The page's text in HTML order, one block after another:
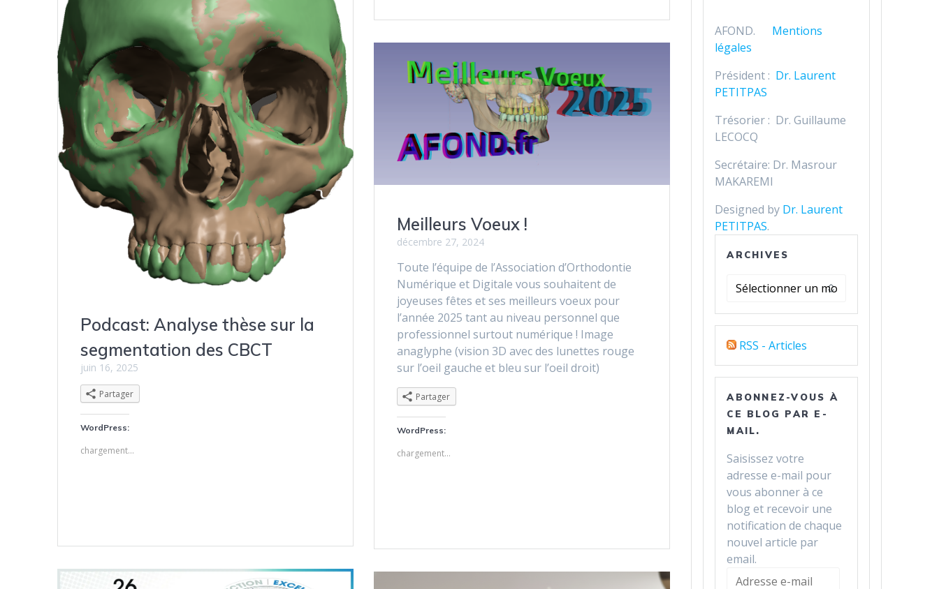
Podcast: Analyse thèse sur la
segmentation des CBCT
juin 16, 2025
Partager
WordPress:
chargement…
Meilleurs Voeux !
décembre 27, 2024
Toute l’équipe de l’Association d’Orthodontie
Numérique et Digitale vous souhaitent de
joyeuses fêtes et ses meilleurs voeux pour
l’année 2025 tant au niveau personnel que
professionnel surtout numérique ! Image
anaglyphe (vision 3D avec des lunettes rouge
sur l’oeil gauche et bleu sur l’oeil droit)
Partager
WordPress:
chargement…
AFOND. Mentions
légales
Président : Dr. Laurent
PETITPAS
Trésorier : Dr. Guillaume
LECOCQ
Secrétaire: Dr. Masrour
MAKAREMI
Designed by Dr. Laurent
PETITPAS.
ARCHIVES
Archives
RSS - Articles
ABONNEZ-VOUS À
CE BLOG PAR E-
MAIL.
Saisissez votre
adresse e-mail pour
vous abonner à ce
blog et recevoir une
notification de chaque
nouvel article par
email.
Adresse